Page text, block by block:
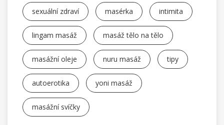
sexuální zdraví masérka intimita
lingam masáž masáž tělo na tělo
masážní oleje nuru masáž tipy
autoerotika yoni masáž
masážní svíčky